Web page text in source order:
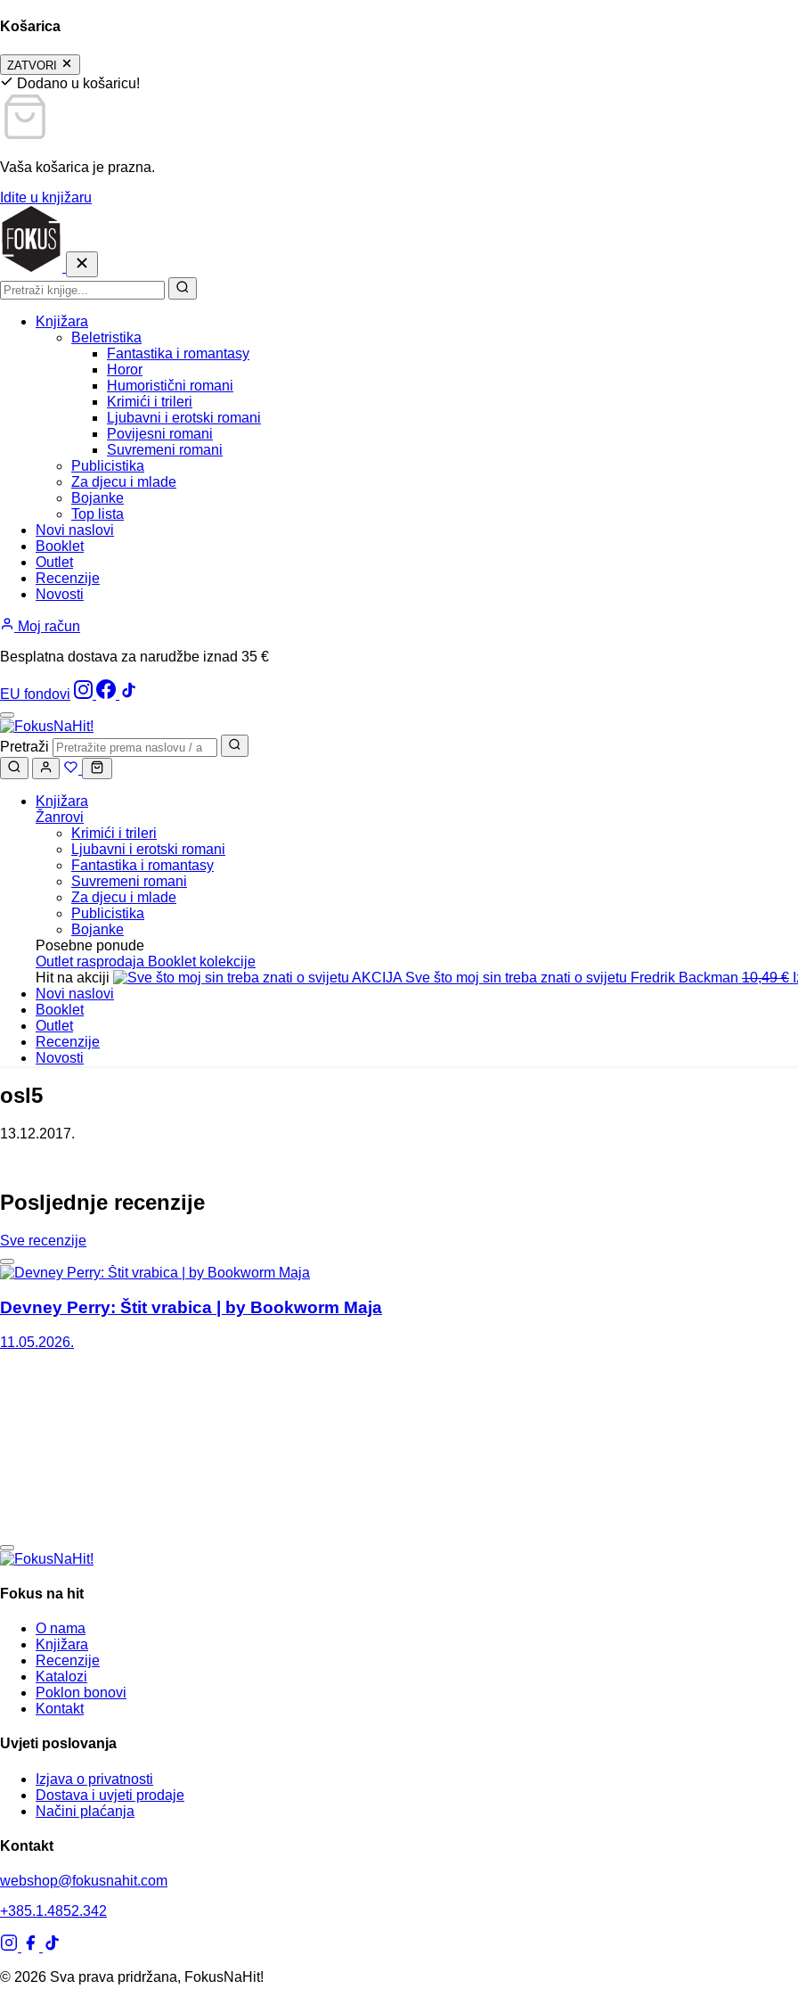
Košarica
ZATVORI
Dodano u košaricu!
Vaša košarica je prazna.
Idite u knjižaru
Knjižara
Beletristika
Fantastika i romantasy
Horor
Humoristični romani
Krimići i trileri
Ljubavni i erotski romani
Povijesni romani
Suvremeni romani
Publicistika
Za djecu i mlade
Bojanke
Top lista
Novi naslovi
Booklet
Outlet
Recenzije
Novosti
Moj račun
Besplatna dostava za narudžbe iznad 35 €
EU fondovi
Pretraži
Knjižara
Žanrovi
Krimići i trileri
Ljubavni i erotski romani
Fantastika i romantasy
Suvremeni romani
Za djecu i mlade
Publicistika
Bojanke
Posebne ponude
Outlet rasprodaja Booklet kolekcije
Hit na akciji
AKCIJA Sve što moj sin treba znati o svijetu Fredrik Backman 10,49€
Novi naslovi
Booklet
Outlet
Recenzije
Novosti
osl5
13.12.2017.
Posljednje recenzije
Sve recenzije
Devney Perry: Štit vrabica | by Bookworm Maja
11.05.2026.
Fokus na hit
O nama
Knjižara
Recenzije
Katalozi
Poklon bonovi
Kontakt
Uvjeti poslovanja
Izjava o privatnosti
Dostava i uvjeti prodaje
Načini plaćanja
Kontakt
webshop@fokusnahit.com
+385.1.4852.342
© 2026 Sva prava pridržana, FokusNaHit!